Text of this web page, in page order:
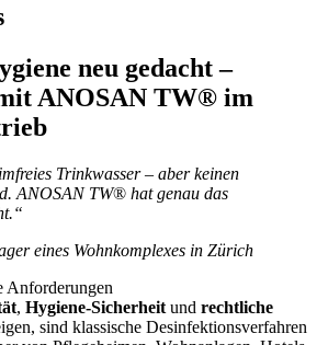
neu gedacht –
ANOSAN TW® im
Trinkwasser – aber keinen
ANOSAN TW® hat genau das
eines Wohnkomplexes in Zürich
Anforderungen
, Hygiene-Sicherheit und rechtliche
sind klassische Desinfektionsverfahren